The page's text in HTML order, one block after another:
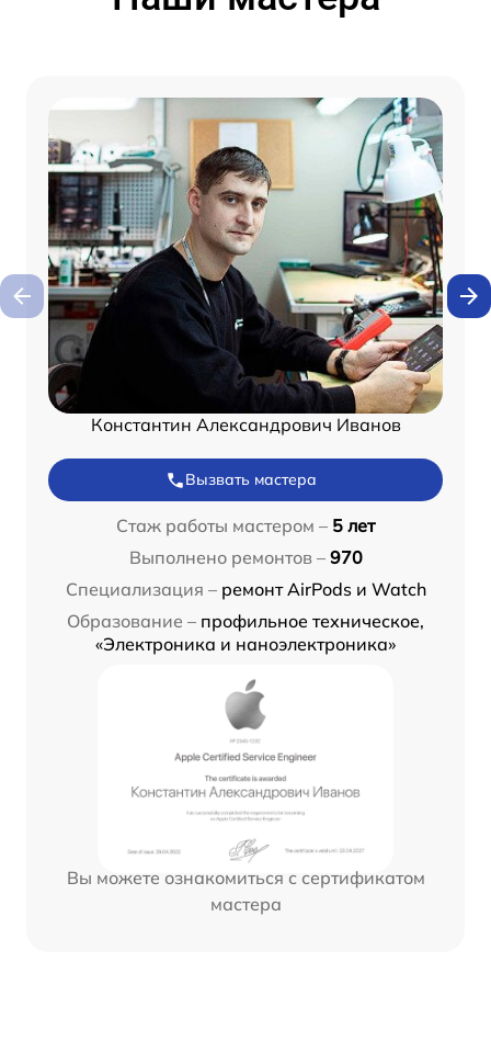
Константин Александрович Иванов
Вызвать мастера
Стаж работы мастером – 5 лет
Выполнено ремонтов – 970
Специализация – ремонт AirPods и Watch
Образование – профильное техническое,
«Электроника и наноэлектроника»
Вы можете ознакомиться с сертификатом
мастера